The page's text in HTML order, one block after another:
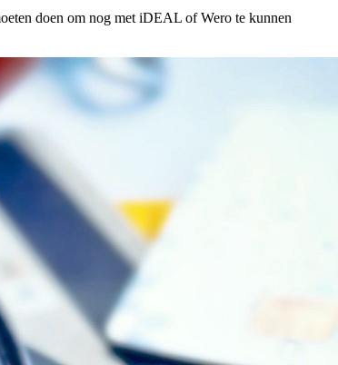
doen om nog met iDEAL of Wero te kunnen